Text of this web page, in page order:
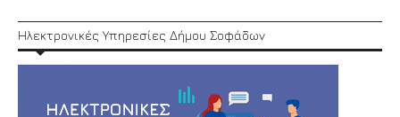
Ηλεκτρονικές Υπηρεσίες Δήμου Σοφάδων